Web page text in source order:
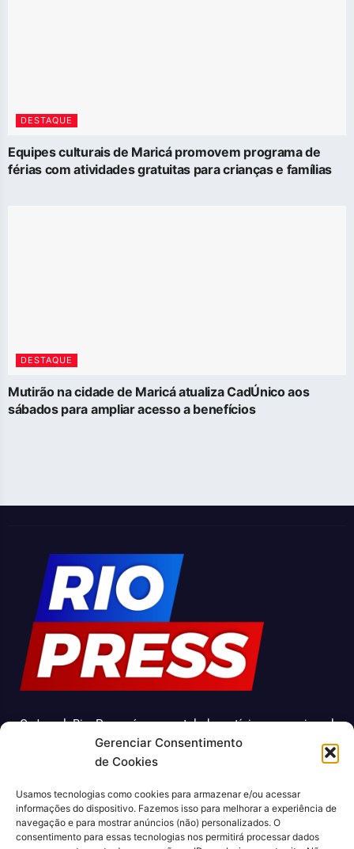
Gerenciar Consentimento
de Cookies
Usamos tecnologias como cookies para armazenar e/ou acessar
informações do dispositivo. Fazemos isso para melhorar a experiência de
navegação e para mostrar anúncios (não) personalizados. O
consentimento para essas tecnologias nos permitirá processar dados
DESTAQUE
Equipes culturais de Maricá promovem programa de
férias com atividades gratuitas para crianças e famílias
DESTAQUE
Mutirão na cidade de Maricá atualiza CadÚnico aos
sábados para ampliar acesso a benefícios
O Jornal Rio Press é um portal de notícias e um jornal
impresso que cobre diversas notícias sobre a cidade do
Rio de Janeiro. Com uma abordagem abrangente e
sobre política, economia, cultura, entre outros temas
relevantes para a população carioca. Além disso, o Jornal
Rio Press oferece conteúdo exclusivo em sua versão